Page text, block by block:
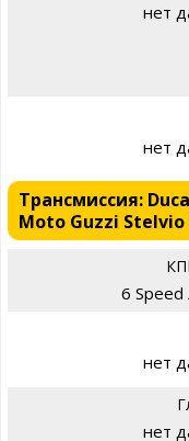
нет
нет
Трансмиссия:
Moto Guzzi Stelvio
6 Speed
нет
нет